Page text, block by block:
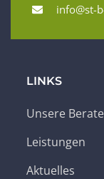
info@st-
LINKS
Unsere
Leistungen
Aktuelles